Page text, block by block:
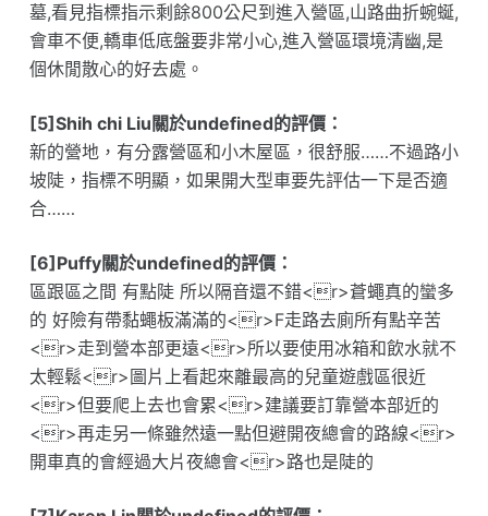
墓,看見指標指示剩餘800公尺到進入營區,山路曲折蜿蜒,
會車不便,轎車低底盤要非常小心,進入營區環境清幽,是
個休閒散心的好去處。
[5]Shih chi Liu關於undefined的評價：
新的營地，有分露營區和小木屋區，很舒服……不過路小
坡陡，指標不明顯，如果開大型車要先評估一下是否適
合……
[6]Puffy關於undefined的評價：
區跟區之間 有點陡 所以隔音還不錯<r>蒼蠅真的蠻多
的 好險有帶黏蠅板滿滿的<r>F走路去廁所有點辛苦
<r>走到營本部更遠<r>所以要使用冰箱和飲水就不
太輕鬆<r>圖片上看起來離最高的兒童遊戲區很近
<r>但要爬上去也會累<r>建議要訂靠營本部近的
<r>再走另一條雖然遠一點但避開夜總會的路線<r>
開車真的會經過大片夜總會<r>路也是陡的